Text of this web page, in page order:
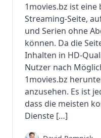
1movies.bz ist
Streaming-Seite,
und Serien ohne
können. Da die
Inhalten in HD-
Nutzer nach
1movies.bz
anzusehen. Es ist
dass die meisten
Dienste […]